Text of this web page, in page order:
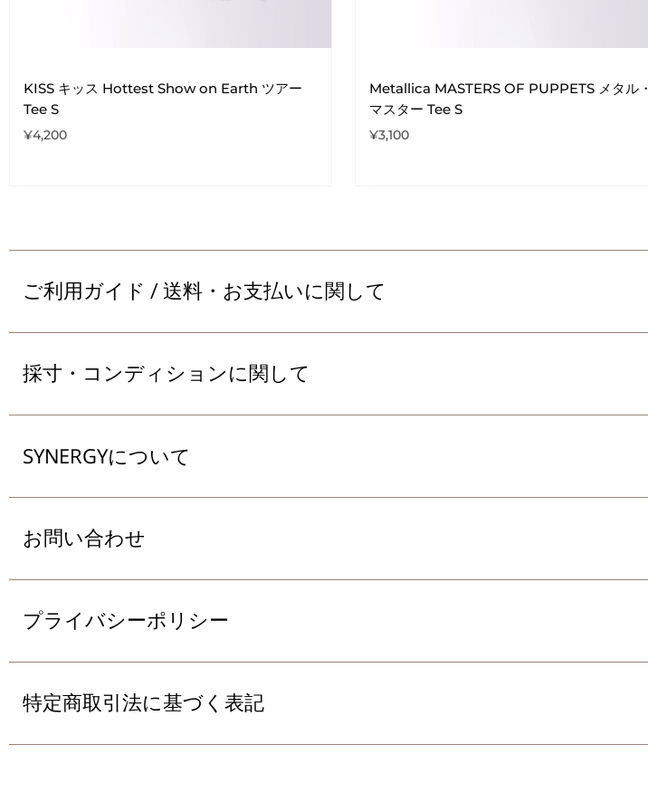
KISS キッス Hottest Show on Earth ツアー
Tee S
¥4,200
Metallica MASTERS OF PUPPETS メタル・
マスター Tee S
¥3,100
ご利用ガイド / 送料・お支払いに関して
採寸・コンディションに関して
SYNERGYについて
お問い合わせ
プライバシーポリシー
特定商取引法に基づく表記